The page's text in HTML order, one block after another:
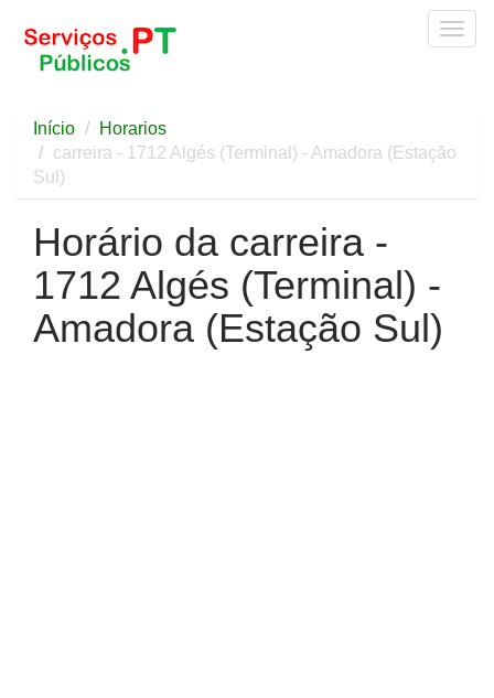
Início
Horarios
carreira - 1712 Algés (Terminal) - Amadora (Estação
Sul)
Horário da carreira -
1712 Algés (Terminal) -
Amadora (Estação Sul)